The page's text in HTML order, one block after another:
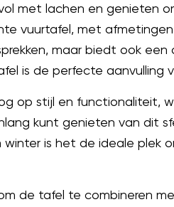
met lachen en genieten
vuurtafel, met
maar biedt ook
is de perfecte aanvulling
op stijl en functionaliteit,
kunt genieten van dit
is het de ideale plek
de tafel te combineren